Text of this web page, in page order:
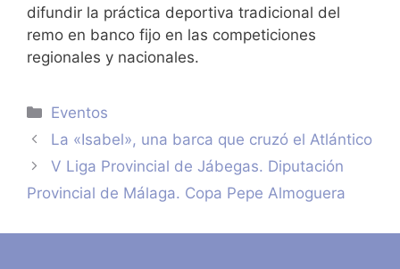
difundir la práctica deportiva tradicional del
remo en banco fijo en las competiciones
regionales y nacionales.
Categorías
Eventos
La «Isabel», una barca que cruzó el Atlántico
V Liga Provincial de Jábegas. Diputación
Provincial de Málaga. Copa Pepe Almoguera